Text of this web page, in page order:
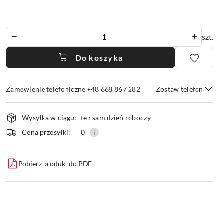
szt.
Do koszyka
Zamówienie telefoniczne +48 668 867 282 Zostaw telefon
Wyślij
Dostępność
i
dostawa
Wysyłka w ciągu: ten sam dzień roboczy
Cena przesyłki:
0
Pobierz produkt do PDF